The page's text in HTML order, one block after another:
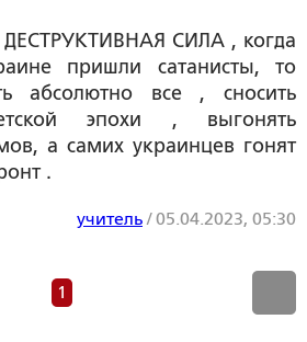
ДЕСТРУКТИВНАЯ СИЛА , когда
пришли сатанисты, то
абсолютно все , сносить
эпохи , выгонять
а самих украинцев гонят
.
учитель/05.04.2023, 05:30
1